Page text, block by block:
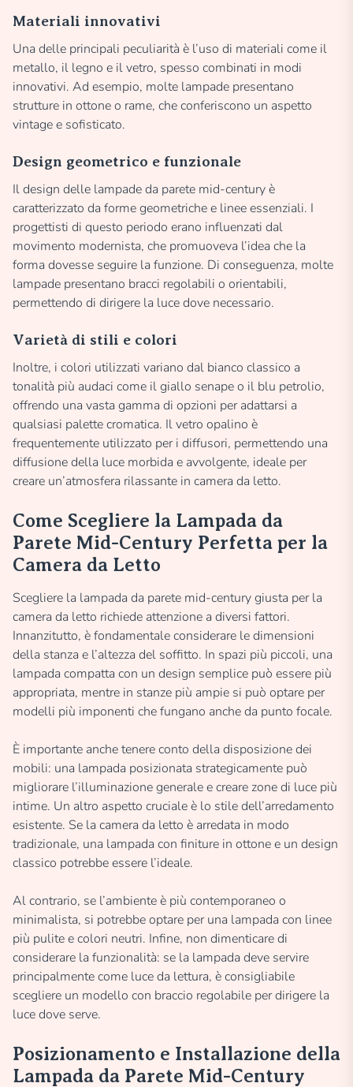
Materiali innovativi
Una delle principali peculiarità è l’uso di materiali come il
metallo, il legno e il vetro, spesso combinati in modi
innovativi. Ad esempio, molte lampade presentano
strutture in ottone o rame, che conferiscono un aspetto
vintage e sofisticato.
Design geometrico e funzionale
Il design delle lampade da parete mid-century è
caratterizzato da forme geometriche e linee essenziali. I
progettisti di questo periodo erano influenzati dal
movimento modernista, che promuoveva l’idea che la
forma dovesse seguire la funzione. Di conseguenza, molte
lampade presentano bracci regolabili o orientabili,
permettendo di dirigere la luce dove necessario.
Varietà di stili e colori
Inoltre, i colori utilizzati variano dal bianco classico a
tonalità più audaci come il giallo senape o il blu petrolio,
offrendo una vasta gamma di opzioni per adattarsi a
qualsiasi palette cromatica. Il vetro opalino è
frequentemente utilizzato per i diffusori, permettendo una
diffusione della luce morbida e avvolgente, ideale per
creare un’atmosfera rilassante in camera da letto.
Come Scegliere la Lampada da
Parete Mid-Century Perfetta per la
Camera da Letto
Scegliere la lampada da parete mid-century giusta per la
camera da letto richiede attenzione a diversi fattori.
Innanzitutto, è fondamentale considerare le dimensioni
della stanza e l’altezza del soffitto. In spazi più piccoli, una
lampada compatta con un design semplice può essere più
appropriata, mentre in stanze più ampie si può optare per
modelli più imponenti che fungano anche da punto focale.
È importante anche tenere conto della disposizione dei
mobili: una lampada posizionata strategicamente può
migliorare l’illuminazione generale e creare zone di luce più
intime. Un altro aspetto cruciale è lo stile dell’arredamento
esistente. Se la camera da letto è arredata in modo
tradizionale, una lampada con finiture in ottone e un design
classico potrebbe essere l’ideale.
Al contrario, se l’ambiente è più contemporaneo o
minimalista, si potrebbe optare per una lampada con linee
più pulite e colori neutri. Infine, non dimenticare di
considerare la funzionalità: se la lampada deve servire
principalmente come luce da lettura, è consigliabile
scegliere un modello con braccio regolabile per dirigere la
luce dove serve.
Posizionamento e Installazione della
Lampada da Parete Mid-Century